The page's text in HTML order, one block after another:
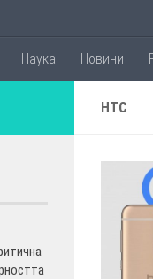
Наука Новини
HTC